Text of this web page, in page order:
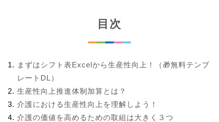
目次
まずはシフト表Excelから生産性向上！（🎁無料テンプ
レートDL）
生産性向上推進体制加算とは？
介護における生産性向上を理解しよう！
介護の価値を高めるための取組は大きく３つ